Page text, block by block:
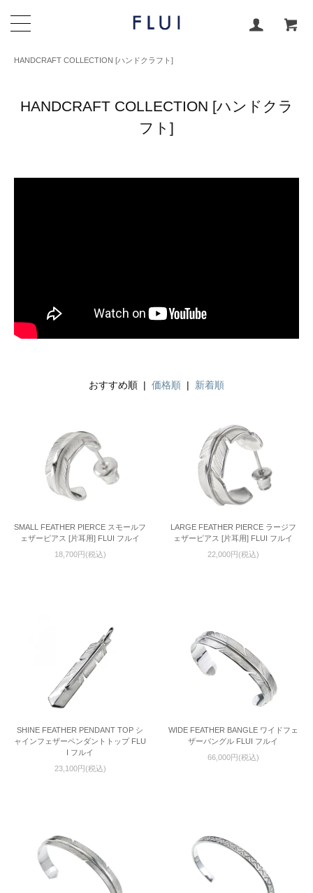
HANDCRAFT COLLECTION [ハンドクラフト]
HANDCRAFT COLLECTION [ハンドクラ
フト]
おすすめ順 | 価格順 | 新着順
SMALL FEATHER PIERCE スモールフ
ェザーピアス [片耳用] FLUI フルイ
18,700円(税込)
LARGE FEATHER PIERCE ラージフ
ェザーピアス [片耳用] FLUI フルイ
22,000円(税込)
SHINE FEATHER PENDANT TOP シ
ャインフェザーペンダントトップ FLU
I フルイ
23,100円(税込)
WIDE FEATHER BANGLE ワイドフェ
ザーバングル FLUI フルイ
66,000円(税込)